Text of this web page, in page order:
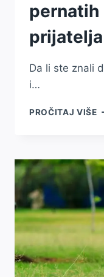
pernatih
prijatelja
Da li ste znali
i…
PROČITAJ VIŠE
I